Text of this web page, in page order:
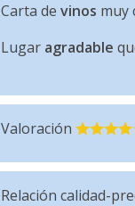
Carta de vinos muy
Lugar agradable
Valoración
Relación calidad-